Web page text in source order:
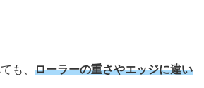
も、 ローラーの重さやエッジに違い